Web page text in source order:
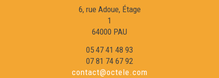
Viatge au Friol - Collègi de Samatan
Occitan 2.0 - Télé Buissonière
6, rue Adoue, Étage
1
64000 PAU
05 47 41 48 93
07 81 74 67 92
contact@octele.com